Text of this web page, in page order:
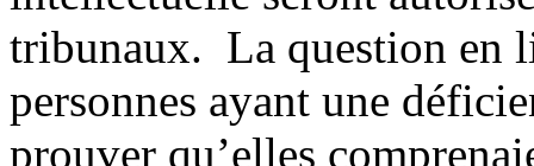
tribunaux. La question en
personnes ayant une
prouver qu’elles